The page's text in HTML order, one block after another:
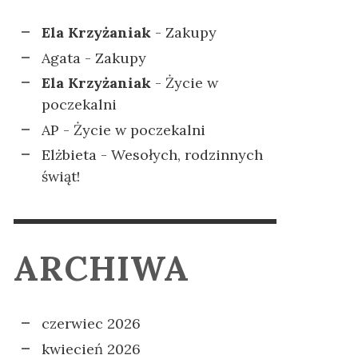
Ela Krzyżaniak - Zakupy
Agata - Zakupy
Ela Krzyżaniak - Życie w
poczekalni
AP - Życie w poczekalni
Elżbieta - Wesołych, rodzinnych
świąt!
ARCHIWA
czerwiec 2026
kwiecień 2026